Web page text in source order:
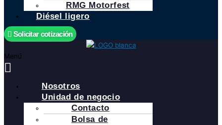
RMG Motorfest
Diésel ligero
Solicitar cotización
Menú
Nosotros
Unidad de negocio
Contacto
Bolsa de